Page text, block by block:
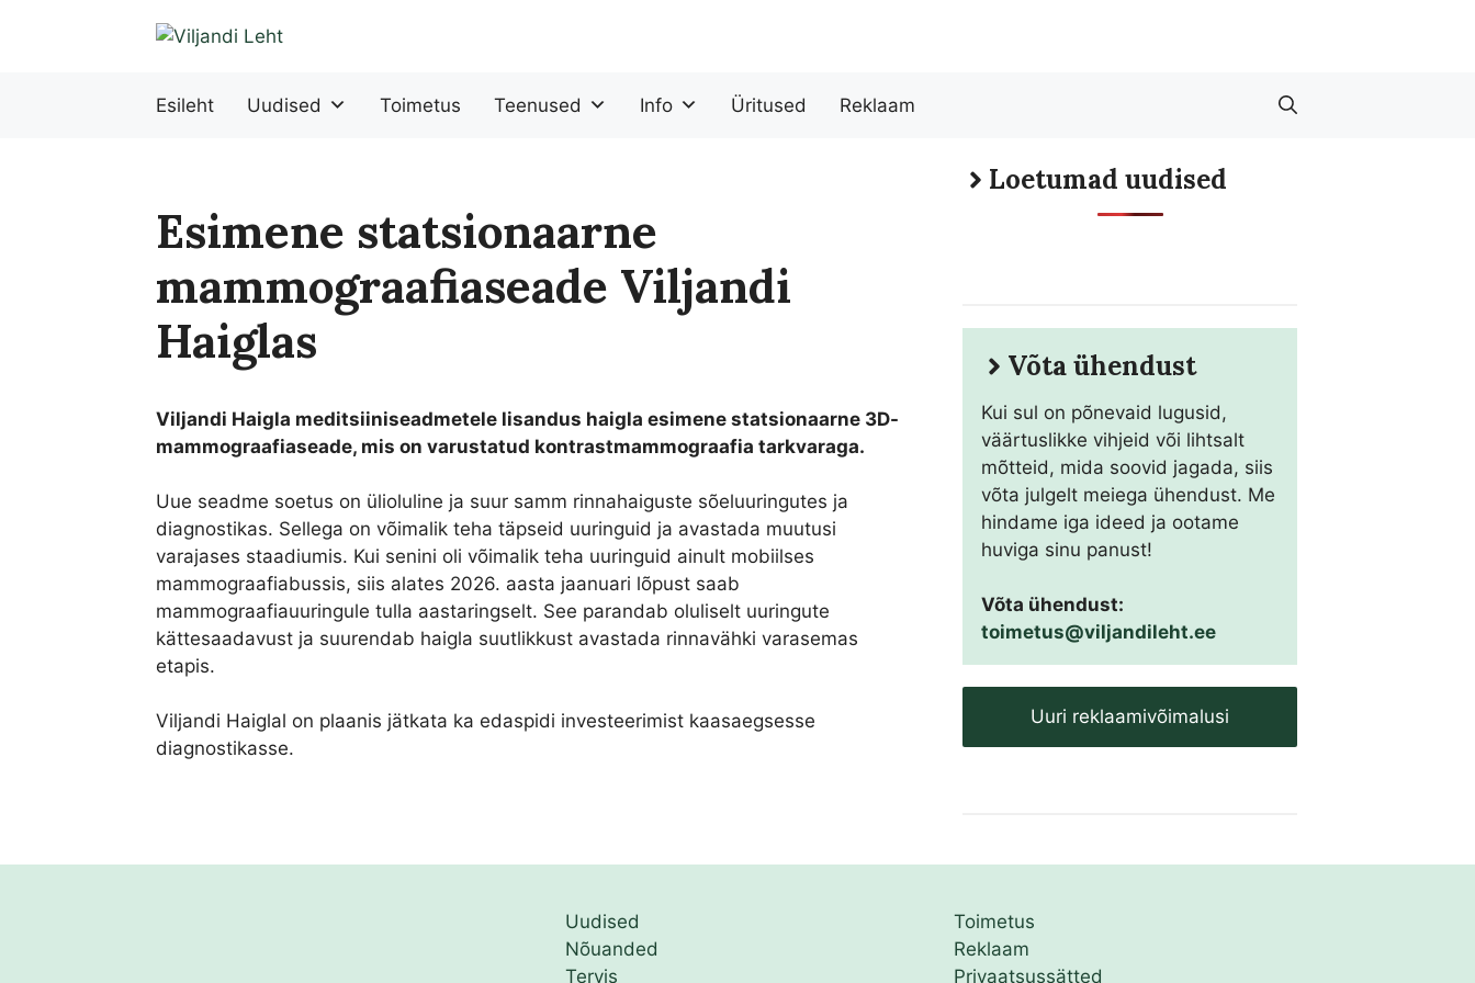
Esileht
Uudised Toimetus Teenused Info Üritused Reklaam
Esimene statsionaarne
mammograafiaseade Viljandi
Haiglas
Viljandi Haigla meditsiiniseadmetele lisandus haigla esimene statsionaarne 3D-
mammograafiaseade, mis on varustatud kontrastmammograafia tarkvaraga.
Uue seadme soetus on ülioluline ja suur samm rinnahaiguste sõeluuringutes ja
diagnostikas. Sellega on võimalik teha täpseid uuringuid ja avastada muutusi
varajases staadiumis. Kui senini oli võimalik teha uuringuid ainult mobiilses
mammograafiabussis, siis alates 2026. aasta jaanuari lõpust saab
mammograafiauuringule tulla aastaringselt. See parandab oluliselt uuringute
kättesaadavust ja suurendab haigla suutlikkust avastada rinnavähki varasemas
etapis.
Viljandi Haiglal on plaanis jätkata ka edaspidi investeerimist kaasaegsesse
diagnostikasse.
Loetumad uudised
Võta ühendust
Kui sul on põnevaid lugusid,
väärtuslikke vihjeid või lihtsalt
mõtteid, mida soovid jagada, siis
võta julgelt meiega ühendust. Me
hindame iga ideed ja ootame
huviga sinu panust!
Võta ühendust:
toimetus@viljandileht.ee
Uuri reklaamivõimalusi
Uudised
Nõuanded
Tervis
Toimetus
Reklaam
Privaatsussätted